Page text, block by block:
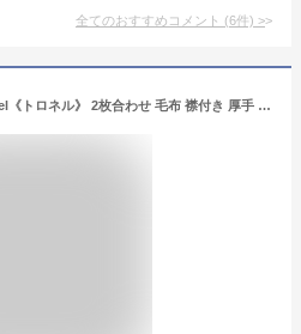
全てのおすすめコメント (6件) >
やみつきの肌触り Toronel《トロネル》 2枚合わせ 毛布 襟付き 厚手 洗える ブランケット 掛け毛布 マイクロファイバー フランネル 二枚合わせ 暖かい 掛毛布 掛け布団 掛けふとん ふわふわ シングル セミダブル ダブル 秋冬 冬 冬用 あったかい